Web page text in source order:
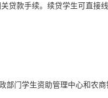
贷款手续。续贷学生可直接
部门学生资助管理中心和农